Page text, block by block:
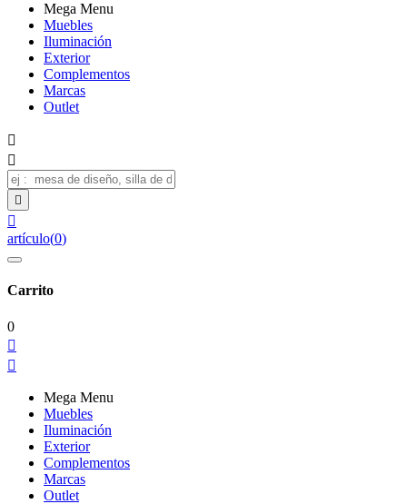
Mega Menu
Muebles
Iluminación
Exterior
Complementos
Marcas
Outlet




artículo(0)
Carrito
0


Mega Menu
Muebles
Iluminación
Exterior
Complementos
Marcas
Outlet